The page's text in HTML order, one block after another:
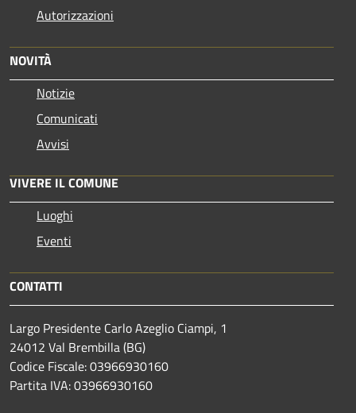
Autorizzazioni
NOVITÀ
Notizie
Comunicati
Avvisi
VIVERE IL COMUNE
Luoghi
Eventi
CONTATTI
Largo Presidente Carlo Azeglio Ciampi, 1
24012 Val Brembilla (BG)
Codice Fiscale: 03966930160
Partita IVA: 03966930160